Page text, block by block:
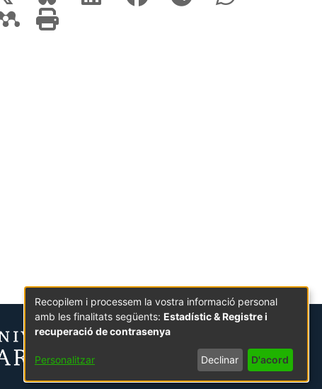
Recopilem i processem la vostra informació personal
amb les finalitats següents: Estadístic & Registre i
recuperació de contrasenya
Personalitzar Declinar D'acord